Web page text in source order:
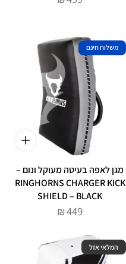
משלוח חינם
מגן לאפה בעיטה מעוקל ונום –
RINGHORNS CHARGER KICK
SHIELD – BLACK
₪449
המלאי אזל